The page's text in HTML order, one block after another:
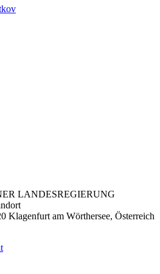
LANDESREGIERUNG
Klagenfurt am Wörthersee, Österreich